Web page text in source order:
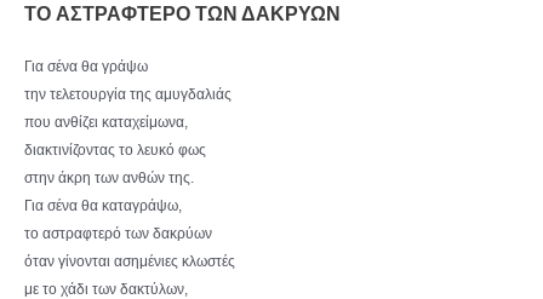
TO ΑΣΤΡΑΦΤΕΡΟ ΤΩΝ ΔΑΚΡΥΩΝ
Για σένα θα γράψω
την τελετουργία της αμυγδαλιάς
που ανθίζει καταχείμωνα,
διακτινίζοντας το λευκό φως
στην άκρη των ανθών της.
Για σένα θα καταγράψω,
το αστραφτερό των δακρύων
όταν γίνονται ασημένιες κλωστές
με το χάδι των δακτύλων,